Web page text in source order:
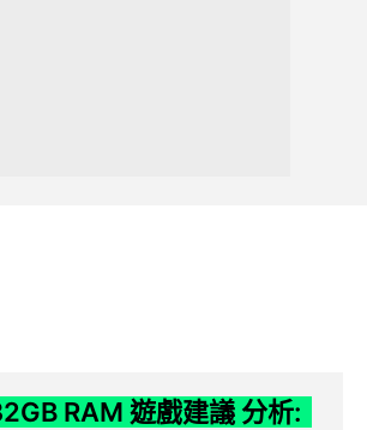
RAM 遊戲建議 分析: